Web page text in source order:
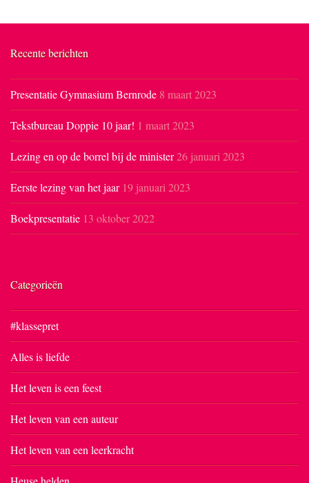
Recente berichten
Presentatie Gymnasium Bernrode 8 maart 2023
Tekstbureau Doppie 10 jaar! 1 maart 2023
Lezing en op de borrel bij de minister26 januari 2023
Eerste lezing van het jaar 19 januari 2023
Boekpresentatie 13 oktober 2022
Categorieën
#klassepret
Alles is liefde
Het leven is een feest
Het leven van een auteur
Het leven van een leerkracht